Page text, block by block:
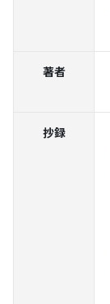
著者
抄録